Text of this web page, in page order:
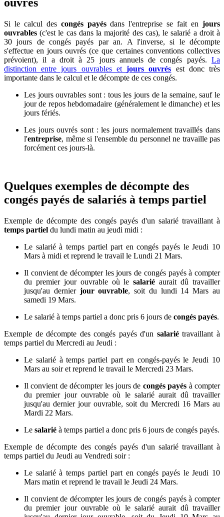
Si le calcul des congés payésdans l'entreprise se fait enjours
ouvrables (c'est le cas dans la majorité des cas), le salarié a droit à
30 jours de congés payés par an. A l'inverse, si le décompte
s'effectue en jours ouvrés (ce que certaines conventions collectives
prévoient), il a droit à 25 jours annuels de congés payés. La
distinction entre jours ouvrables etjours ouvrés est donc très
importante dans le calcul et le décompte de ces congés.
Les jours ouvrables sont : tous les jours de la semaine, sauf le
jour de repos hebdomadaire (généralement le dimanche) et les
jours fériés.
Les jours ouvrés sont : les jours normalement travaillés dans
l'entreprise, même si l'ensemble du personnel ne travaille pas
forcément ces jours-là.
Quelques exemples de décompte des
congés payés de salariés à temps partiel
Exemple de décompte des congés payés d'un salarié travaillant à
temps partiel du lundi matin au jeudi midi :
Le salarié à temps partiel part en congés payés le Jeudi 10
Mars à midi et reprend le travail le Lundi 21 Mars.
Il convient de décompter les jours de congés payés à compter
du premier jour ouvrable où lesalarié aurait dû travailler
jusqu'au dernier jour ouvrable, soit du lundi 14 Mars au
samedi 19 Mars.
Le salarié à temps partiel a donc pris 6 jours de congés payés.
Exemple de décompte des congés payés d'un salariétravaillant à
temps partiel du Mercredi au Jeudi :
Le salarié à temps partiel part en congés-payés le Jeudi 10
Mars au soir et reprend le travail le Mercredi 23 Mars.
Il convient de décompter les jours de congés payés à compter
du premier jour ouvrable où le salarié aurait dû travailler
jusqu'au dernier jour ouvrable, soit du Mercredi 16 Mars au
Mardi 22 Mars.
Le salarié à temps partiel a donc pris 6 jours de congés payés.
Exemple de décompte des congés payés d'un salarié travaillant à
temps partiel du Jeudi au Vendredi soir :
Le salarié à temps partiel part en congés payés le Jeudi 10
Mars matin et reprend le travail le Jeudi 24 Mars.
Il convient de décompter les jours de congés payés à compter
du premier jour ouvrable où le salarié aurait dû travailler